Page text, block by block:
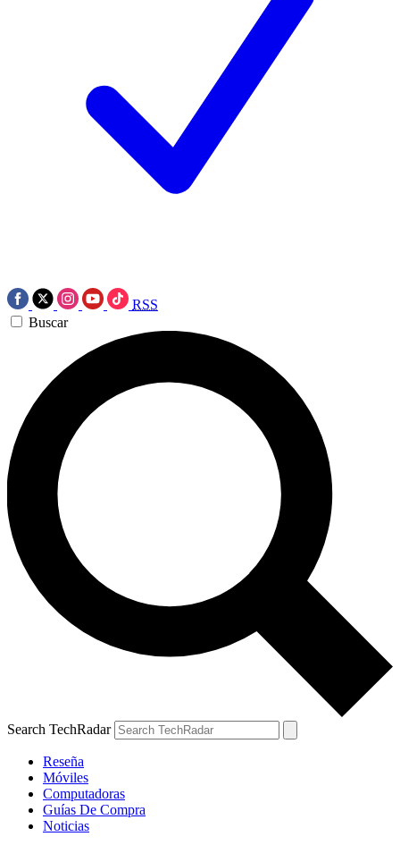
RSS
Buscar
Search TechRadar
Reseña
Móviles
Computadoras
Guías De Compra
Noticias